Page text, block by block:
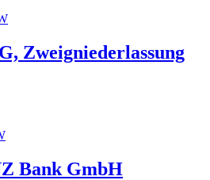
Zweigniederlassung
Bank GmbH